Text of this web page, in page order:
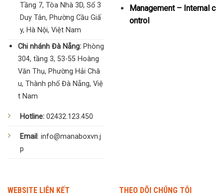
Tầng 7, Tòa Nhà 3D, Số 3
Duy Tân, Phường Cầu Giấ
y, Hà Nội, Việt Nam
Chi nhánh Đà Nẵng:Phòng
304, tầng 3, 53-55 Hoàng
Văn Thụ, Phường Hải Châ
u, Thành phố Đà Nẵng, Việ
t Nam
Hotline: 02432.123.450
Email: info@manaboxvn.j
p
Management – Internal c
ontrol
WEBSITE LIÊN KẾT THEO DÕI CHÚNG TÔI